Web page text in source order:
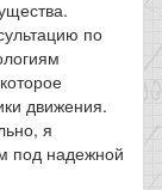
по
движения.
я
под надежной